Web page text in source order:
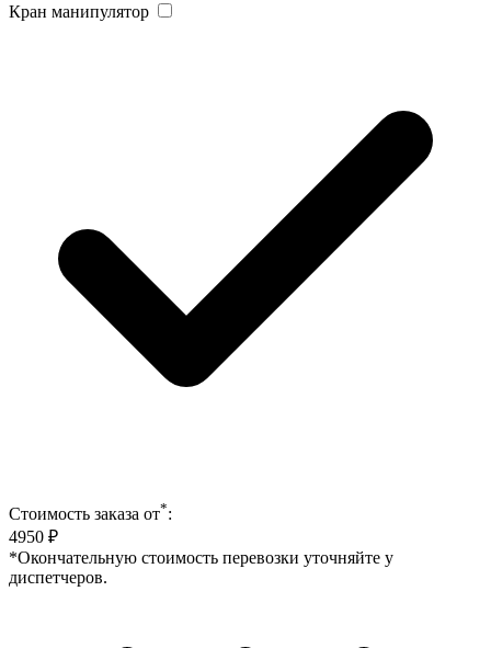
Кран манипулятор
Стоимость заказа от*:
4950 ₽
*Окончательную стоимость перевозки уточняйте у
диспетчеров.